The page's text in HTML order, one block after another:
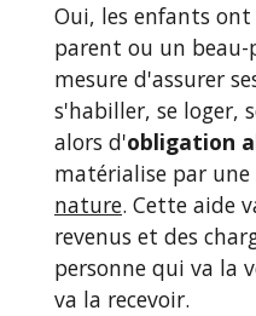
Oui, les enfants
parent ou un
mesure d'assurer
s'habiller, se loger,
alors d'obligation
matérialise par
nature. Cette aide
revenus et des
personne qui va la
va la recevoir.